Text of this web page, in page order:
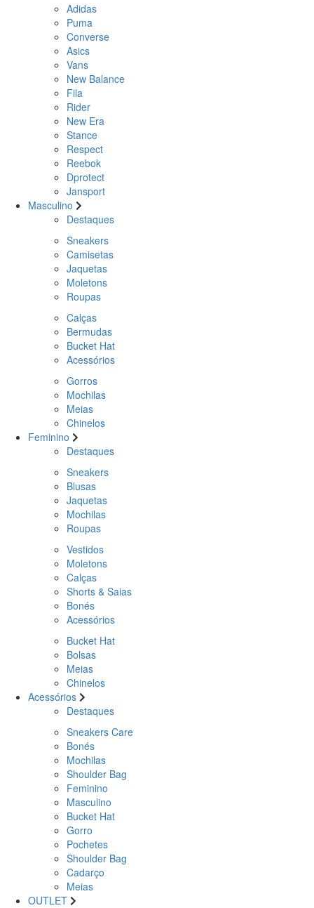
Adidas
Puma
Converse
Asics
Vans
New Balance
Fila
Rider
New Era
Stance
Respect
Reebok
Dprotect
Jansport
Masculino
Destaques
Sneakers
Camisetas
Jaquetas
Moletons
Roupas
Calças
Bermudas
Bucket Hat
Acessórios
Gorros
Mochilas
Meias
Chinelos
Feminino
Destaques
Sneakers
Blusas
Jaquetas
Mochilas
Roupas
Vestidos
Moletons
Calças
Shorts & Saias
Bonés
Acessórios
Bucket Hat
Bolsas
Meias
Chinelos
Acessórios
Destaques
Sneakers Care
Bonés
Mochilas
Shoulder Bag
Feminino
Masculino
Bucket Hat
Gorro
Pochetes
Shoulder Bag
Cadarço
Meias
OUTLET